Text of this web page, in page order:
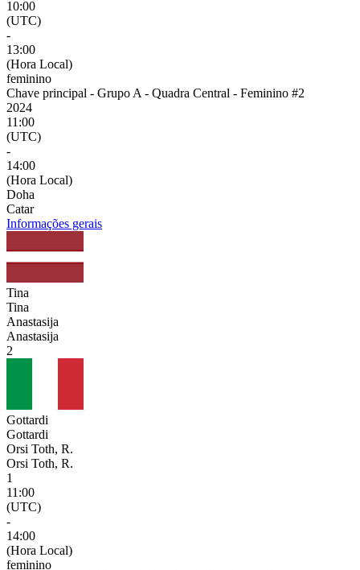
10:00
(UTC)
-
13:00
(Hora Local)
feminino
Chave principal - Grupo A - Quadra Central - Feminino #2
2024
11:00
(UTC)
-
14:00
(Hora Local)
Doha
Catar
Informações gerais
Tina
Tina
Anastasija
Anastasija
2
Gottardi
Gottardi
Orsi Toth, R.
Orsi Toth, R.
1
11:00
(UTC)
-
14:00
(Hora Local)
feminino